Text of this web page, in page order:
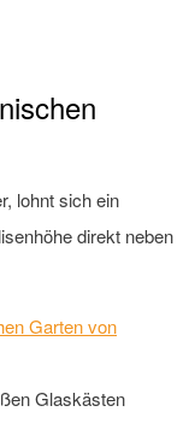
lohnt sich ein
direkt neben
Glaskästen